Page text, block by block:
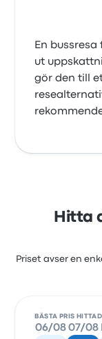
En
ut
gör den till
Hitta
Priset avser en
BÄSTA PRIS
06/08 07/08